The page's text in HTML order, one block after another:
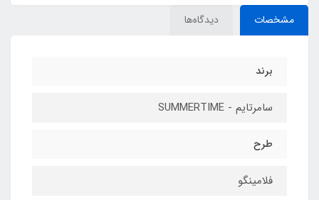
مشخصات دیدگاه‌ها
برند
سامرتایم - SUMMERTIME
طرح
فلامینگو